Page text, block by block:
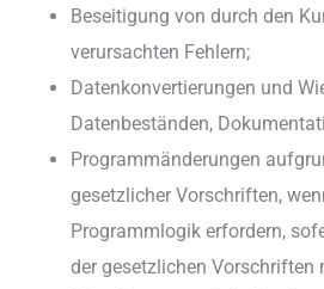
Beseitigung von durch den
verursachten Fehlern;
Datenkonvertierungen und
Datenbeständen,
Programmänderungen
gesetzlicher Vorschriften,
Programmlogik erfordern,
der gesetzlichen Vorschriften